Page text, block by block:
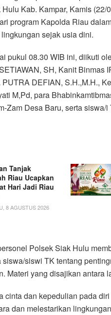
Kab. Kampar, Kamis (22/
program Kapolda Riau
sejak usia dini.
pukul 08.30 WIB ini, diikuti
SH, Kanit Binmas
DEFIAN, S.H.,M.H.,
M,Pd, para
Zam Desa Baru, serta siswa/
Tanjak
Riau Ucapkan
Hari Jadi Riau
8 AGUSTUS 2026
Polsek Siak Hulu
siswi TK tentang
Materi yang disajikan antara
cinta dan kepedulian pada
dan melestarikan